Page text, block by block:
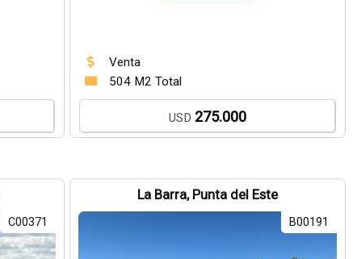
Venta
504 M2 Total
USD 275.000
C00371
La Barra, Punta del Este
B00191